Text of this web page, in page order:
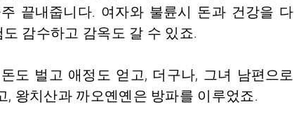
끝내줍니다. 여자와 불륜시 돈과 건강을 다
감수하고 감옥도 갈 수 있죠.
도 벌고 애정도 얻고, 더구나, 그녀 남편으로
왕치산과 까오옌옌은 방파를 이루었죠.